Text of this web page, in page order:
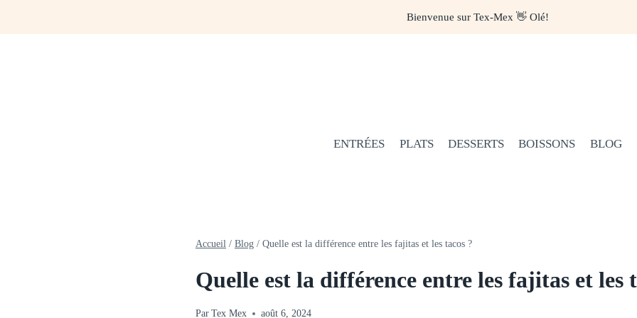
Bienvenue sur Tex-Mex 👋 Olé!
ENTRÉES PLATS DESSERTS BOISSONS BLOG
Accueil / Blog / Quelle est la différence entre les fajitas et les tacos ?
Quelle est la différence entre les fajitas et les
Par Tex Mex août 6, 2024